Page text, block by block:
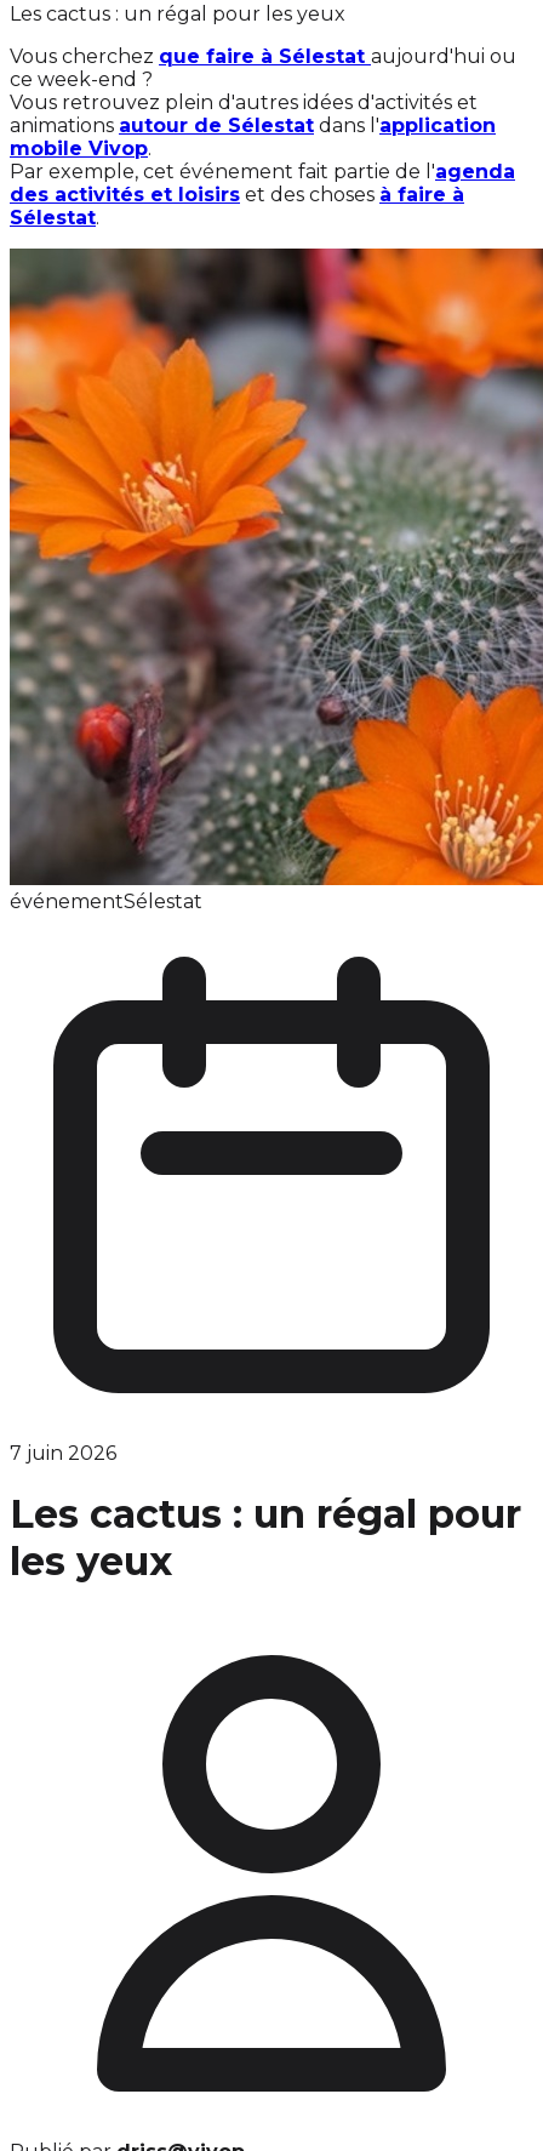
Les cactus : un régal pour les yeux
Vous cherchez que faire à Sélestat aujourd'hui ou
ce week-end ?
Vous retrouvez plein d'autres idées d'activités et
animations autour de Sélestat dans l'application
mobile Vivop.
Par exemple, cet événement fait partie de l'agenda
des activités et loisirs et des choses à faire à
Sélestat.
événementSélestat
7 juin 2026
Les cactus : un régal pour
les yeux